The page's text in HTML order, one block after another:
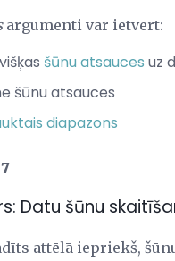
argumenti var ietvert:
šūnu atsauces uz
šūnu atsauces
diapazons
Datu šūnu
attēlā iepriekš,